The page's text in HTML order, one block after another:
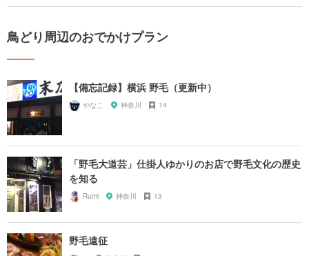
鳥どり周辺のおでかけプラン
【備忘記録】横浜 野毛（更新中）
やなこ 神奈川 14
「野毛大道芸」仕掛人ゆかりのお店で野毛文化の歴史
を知る
Rumi 神奈川 13
野毛遠征